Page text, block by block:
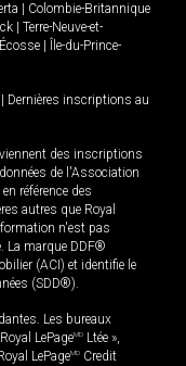
Colombie-Britannique
Terre-Neuve-et-
Île-du-Prince-
Dernières inscriptions au
des inscriptions
de l'Association
référence des
autres que Royal
n'est pas
La marque DDF®
(ACI) et identifie le
(SDD®).
Les bureaux
LePageMD Ltée »,
LePageMD Credit